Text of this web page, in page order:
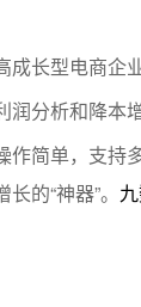
成长型电商企
分析和降本增
作简单，支持
的“神器”。